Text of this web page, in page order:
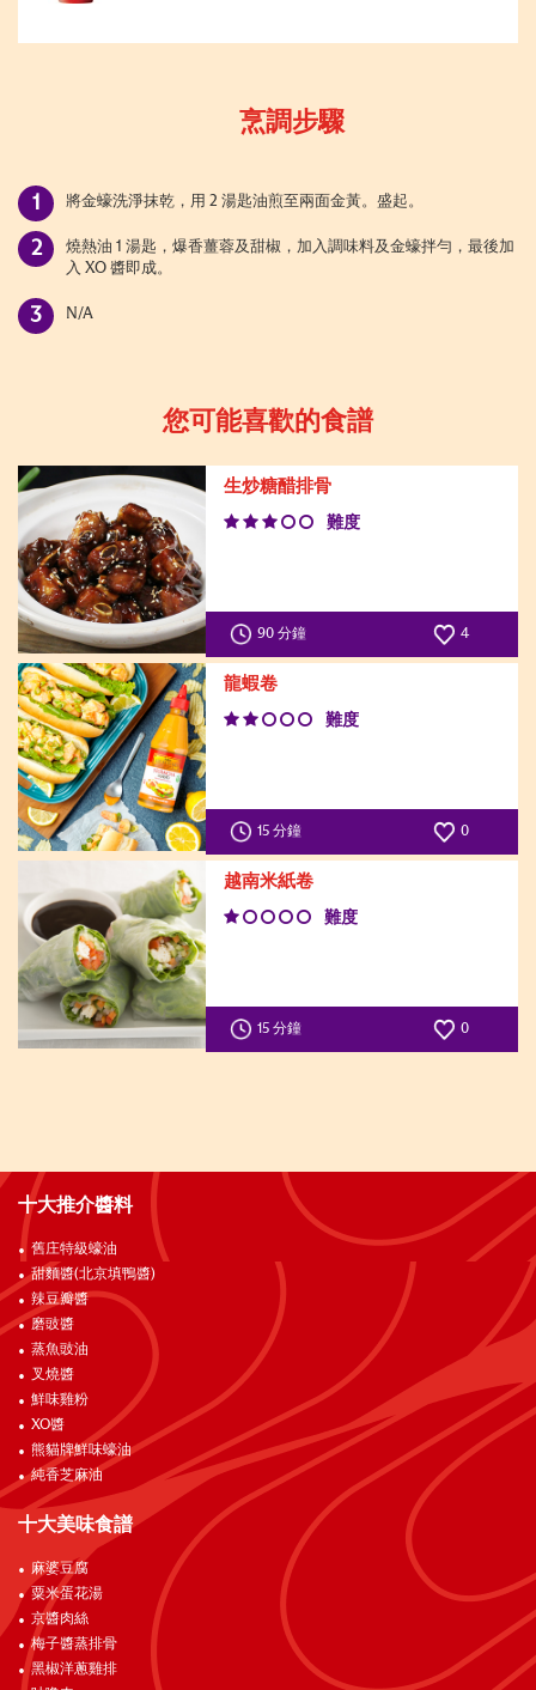
烹調步驟
將金蠔洗淨抹乾，用 2 湯匙油煎至兩面金黃。盛起。
燒熱油 1 湯匙，爆香薑蓉及甜椒，加入調味料及金蠔拌勻，最後加
入 XO 醬即成。
N/A
您可能喜歡的食譜
生炒糖醋排骨
難度
90 分鐘 4
龍蝦卷
難度
15 分鐘 0
越南米紙卷
難度
15 分鐘 0
十大推介醬料
舊庄特級蠔油
甜麵醬(北京填鴨醬)
辣豆瓣醬
磨豉醬
蒸魚豉油
叉燒醬
鮮味雞粉
XO醬
熊貓牌鮮味蠔油
純香芝麻油
十大美味食譜
麻婆豆腐
粟米蛋花湯
京醬肉絲
梅子醬蒸排骨
黑椒洋蔥雞排